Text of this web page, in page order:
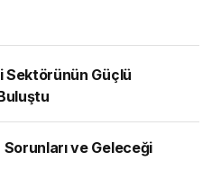
Sektörünün Güçlü
ve Geleceği